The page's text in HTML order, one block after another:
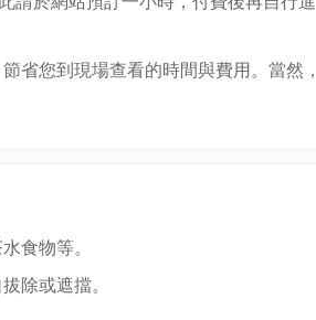
省您到現場查看的時間與費用。當然，
食物等。
除或遮擋。